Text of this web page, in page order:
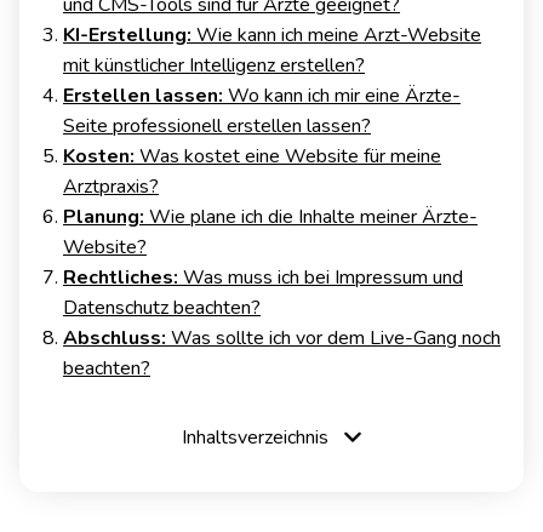
KI-Erstellung: Wie kann ich meine Arzt-Website
mit künstlicher Intelligenz erstellen?
Erstellen lassen: Wo kann ich mir eine Ärzte-
Seite professionell erstellen lassen?
Kosten: Was kostet eine Website für meine
Arztpraxis?
Planung: Wie plane ich die Inhalte meiner Ärzte-
Website?
Rechtliches: Was muss ich bei Impressum und
Datenschutz beachten?
Abschluss: Was sollte ich vor dem Live-Gang noch
beachten?
Inhaltsverzeichnis